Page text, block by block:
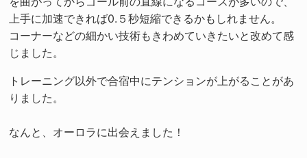
上手に加速できれば0.５秒短縮できるかもしれません。
コーナーなどの細かい技術もきわめていきたいと改めて感
じました。
トレーニング以外で合宿中にテンションが上がることがあ
りました。
なんと、オーロラに出会えました！